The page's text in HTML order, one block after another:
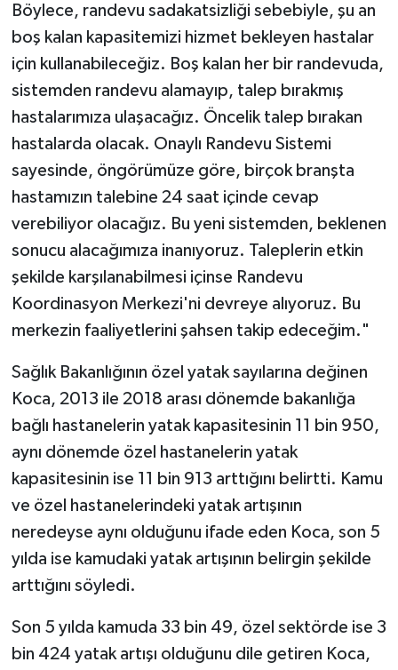
Böylece, randevu sadakatsizliği sebebiyle, şu an
boş kalan kapasitemizi hizmet bekleyen hastalar
için kullanabileceğiz. Boş kalan her bir randevuda,
sistemden randevu alamayıp, talep bırakmış
hastalarımıza ulaşacağız. Öncelik talep bırakan
hastalarda olacak. Onaylı Randevu Sistemi
sayesinde, öngörümüze göre, birçok branşta
hastamızın talebine 24 saat içinde cevap
verebiliyor olacağız. Bu yeni sistemden, beklenen
sonucu alacağımıza inanıyoruz. Taleplerin etkin
şekilde karşılanabilmesi içinse Randevu
Koordinasyon Merkezi'ni devreye alıyoruz. Bu
merkezin faaliyetlerini şahsen takip edeceğim."
Sağlık Bakanlığının özel yatak sayılarına değinen
Koca, 2013 ile 2018 arası dönemde bakanlığa
bağlı hastanelerin yatak kapasitesinin 11 bin 950,
aynı dönemde özel hastanelerin yatak
kapasitesinin ise 11 bin 913 arttığını belirtti. Kamu
ve özel hastanelerindeki yatak artışının
neredeyse aynı olduğunu ifade eden Koca, son 5
yılda ise kamudaki yatak artışının belirgin şekilde
arttığını söyledi.
Son 5 yılda kamuda 33 bin 49, özel sektörde ise 3
bin 424 yatak artışı olduğunu dile getiren Koca,